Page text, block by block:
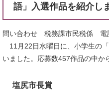
語」入選作品を紹介し
問い合わせ 税務課市民税係
11月22日水曜日に、小学生の
いました。応募数457作品の中か
塩尻市長賞